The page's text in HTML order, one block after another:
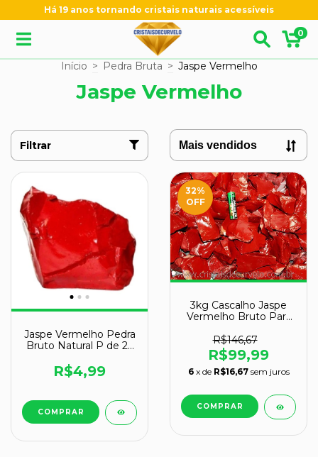
Há 19 anos tornando cristais naturais acessíveis
0
Início > Pedra Bruta > Jaspe Vermelho
Jaspe Vermelho
Filtrar
Jaspe Vermelho Pedra
Bruto Natural P de 25
R$4,99
32%
OFF
3kg Cascalho Jaspe
Vermelho Bruto Para
R$146,67
R$99,99
6 x de R$16,67 sem juros